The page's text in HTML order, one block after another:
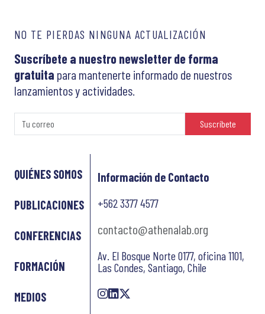
NO TE PIERDAS NINGUNA ACTUALIZACIÓN
Suscríbete a nuestro newsletter de forma
gratuita para mantenerte informado de nuestros
lanzamientos y actividades.
Suscríbete
QUIÉNES SOMOS
PUBLICACIONES
CONFERENCIAS
FORMACIÓN
MEDIOS
Información de Contacto
+562 3377 4577
contacto@athenalab.org
Av. El Bosque Norte 0177, oficina 1101,
Las Condes, Santiago, Chile